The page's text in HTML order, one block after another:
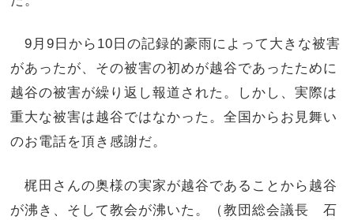
9月9日から10日の記録的豪雨によって大きな被害
があったが、その被害の初めが越谷であったために
越谷の被害が繰り返し報道された。しかし、実際は
重大な被害は越谷ではなかった。全国からお見舞い
のお電話を頂き感謝だ。
梶田さんの奥様の実家が越谷であることから越谷
が沸き、そして教会が沸いた。（教団総会議長 石